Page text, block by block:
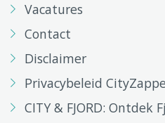
Vacatures
Contact
Disclaimer
Privacybeleid
CITY & FJORD: Ontdek